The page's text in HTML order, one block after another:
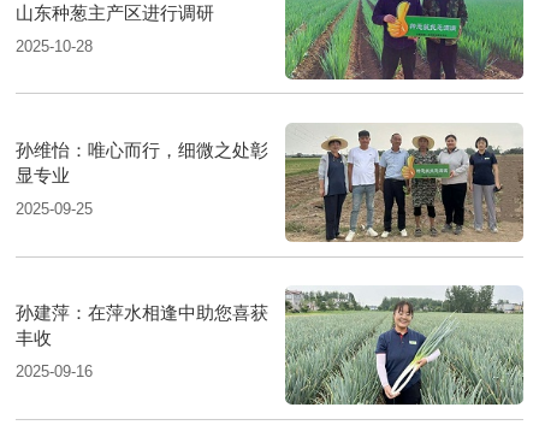
山东种葱主产区进行调研
2025-10-28
孙维怡：唯心而行，细微之处彰
显专业
2025-09-25
孙建萍：在萍水相逢中助您喜获
丰收
2025-09-16